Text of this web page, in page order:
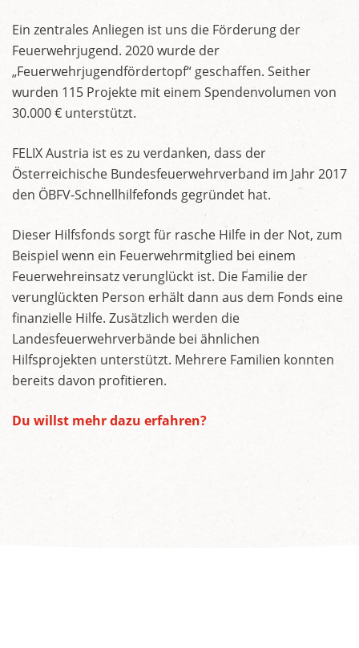
Ein zentrales Anliegen ist uns die Förderung der
Feuerwehrjugend. 2020 wurde der
„Feuerwehrjugendfördertopf“ geschaffen. Seither
wurden 115 Projekte mit einem Spendenvolumen von
30.000 € unterstützt.
FELIX Austria ist es zu verdanken, dass der
Österreichische Bundesfeuerwehrverband im Jahr 2017
den ÖBFV-Schnellhilfefonds gegründet hat.
Dieser Hilfsfonds sorgt für rasche Hilfe in der Not, zum
Beispiel wenn ein Feuerwehrmitglied bei einem
Feuerwehreinsatz verunglückt ist. Die Familie der
verunglückten Person erhält dann aus dem Fonds eine
finanzielle Hilfe. Zusätzlich werden die
Landesfeuerwehrverbände bei ähnlichen
Hilfsprojekten unterstützt. Mehrere Familien konnten
bereits davon profitieren.
Du willst mehr dazu erfahren?